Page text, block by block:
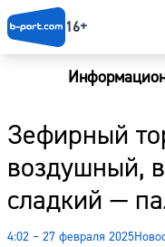
16+
Зефирный
воздушный,
сладкий —
4:02 – 27 февраля 2025
Новости
Наши гости